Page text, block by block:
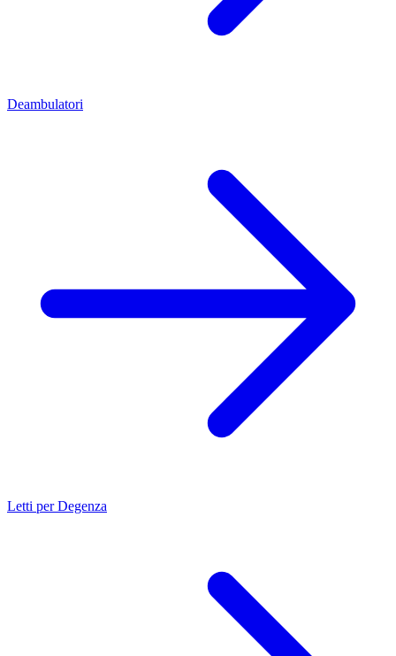
Deambulatori
Letti per Degenza